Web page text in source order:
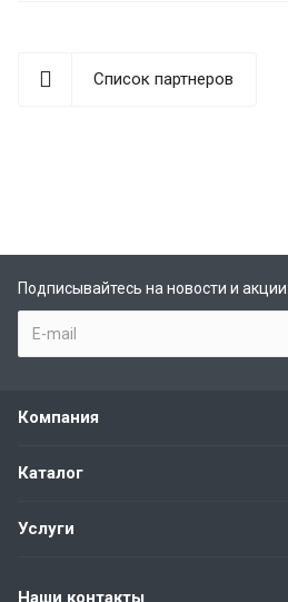
Список партнеров
Подписывайтесь на новости и акции:
Компания
Каталог
Услуги
Наши контакты